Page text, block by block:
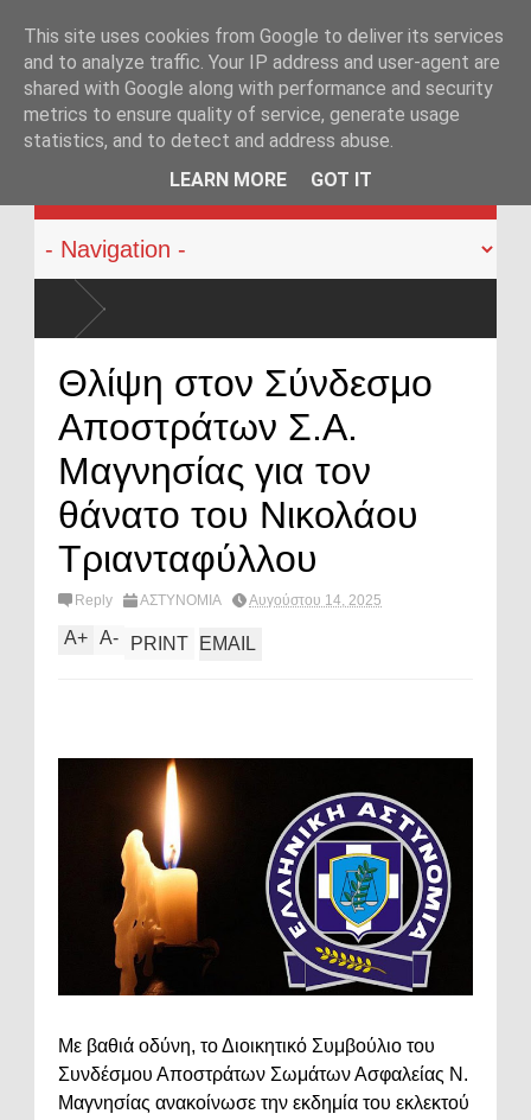
KATEHACKER
Θλίψη στον Σύνδεσμο
Αποστράτων Σ.Α.
Μαγνησίας για τον
θάνατο του Νικολάου
Τριανταφύλλου
Reply ΑΣΤΥΝΟΜΙΑ Αυγούστου 14, 2025
A+ A- PRINT EMAIL
Με βαθιά οδύνη, το Διοικητικό Συμβούλιο του
Συνδέσμου Αποστράτων Σωμάτων Ασφαλείας Ν.
Μαγνησίας ανακοίνωσε την εκδημία του εκλεκτού
This site uses cookies from Google to deliver its services
and to analyze traffic. Your IP address and user-agent are
shared with Google along with performance and security
metrics to ensure quality of service, generate usage
statistics, and to detect and address abuse.
LEARN MORE
GOT IT